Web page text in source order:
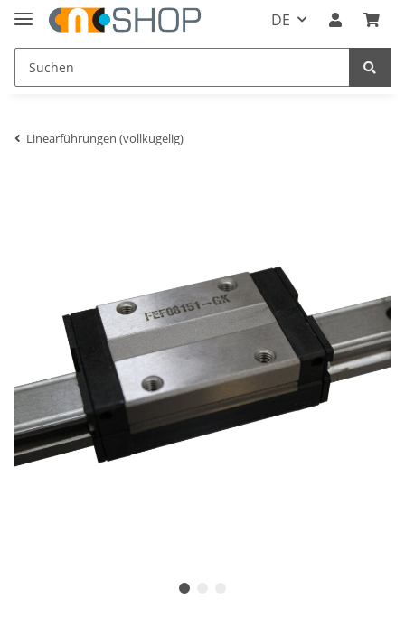
DE
Linearführungen (vollkugelig)